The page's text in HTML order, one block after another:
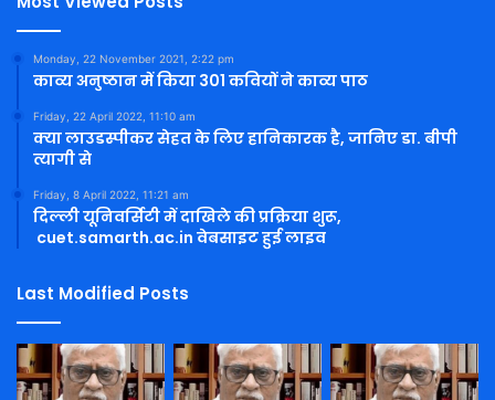
Monday, 22 November 2021, 2:22 pm
काव्य अनुष्ठान में किया 301 कवियों ने काव्य पाठ
Friday, 22 April 2022, 11:10 am
क्या लाउडस्पीकर सेहत के लिए हानिकारक है, जानिए डा. बीपी
त्यागी से
Friday, 8 April 2022, 11:21 am
दिल्ली यूनिवर्सिटी में दाखिले की प्रक्रिया शुरू,
cuet.samarth.ac.in वेबसाइट हुई लाइव
Last Modified Posts